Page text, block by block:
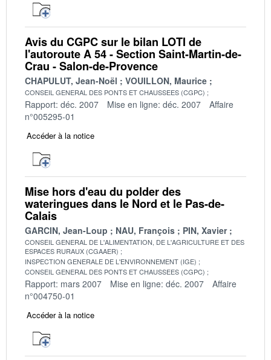
Avis du CGPC sur le bilan LOTI de
l'autoroute A 54 - Section Saint-Martin-de-
Crau - Salon-de-Provence
CHAPULUT, Jean-Noël VOUILLON, Maurice
CONSEIL GENERAL DES PONTS ET CHAUSSEES (CGPC)
Rapport: déc. 2007 Mise en ligne: déc. 2007
Affaire
n°005295-01
Accéder à la notice
Mise hors d'eau du polder des
wateringues dans le Nord et le Pas-de-
Calais
GARCIN, Jean-Loup NAU, François PIN, Xavier
CONSEIL GENERAL DE L'ALIMENTATION, DE L'AGRICULTURE ET DES
ESPACES RURAUX (CGAAER)
INSPECTION GENERALE DE L'ENVIRONNEMENT (IGE)
CONSEIL GENERAL DES PONTS ET CHAUSSEES (CGPC)
Rapport: mars 2007 Mise en ligne: déc. 2007
Affaire
n°004750-01
Accéder à la notice